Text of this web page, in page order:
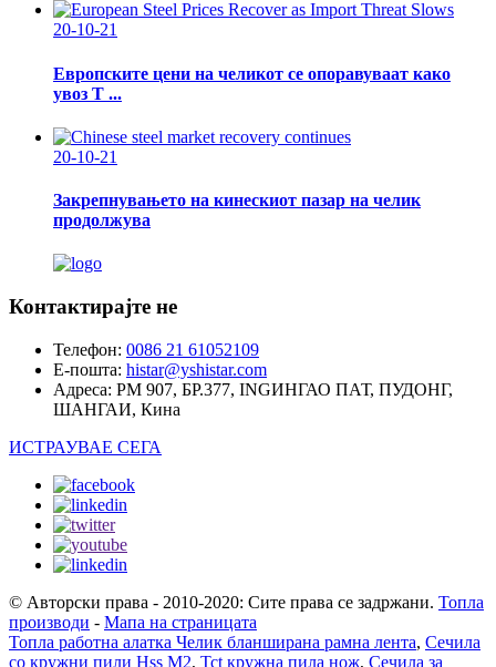
20-10-21
Европските цени на челикот се опоравуваат како
увоз Т ...
20-10-21
Закрепнувањето на кинескиот пазар на челик
продолжува
Контактирајте не
Телефон: 0086 21 61052109
Е-пошта: histar@yshistar.com
Адреса: РМ 907, БР.377, INGИНГАО ПАТ, ПУДОНГ,
ШАНГАИ, Кина
ИСТРАУВАЕ СЕГА
© Авторски права - 2010-2020: Сите права се задржани. Топла
производи - Мапа на страницата
Топла работна алатка Челик бланширана рамна лента, Сечила
со кружни пили Hss M2, Tct кружна пила нож, Сечила за